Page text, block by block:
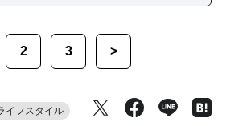
2 3 >
イフスタイル